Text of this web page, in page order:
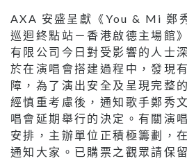
AXA 安盛呈獻《You & Mi 鄭
巡迴終點站－香港啟德主場館
有限公司今日對受影響的人士
於在演唱會搭建過程中，發現
障，為了演出安全及呈現完整
經慎重考慮後，通知歌手鄭秀
唱會延期舉行的決定。有關演
安排，主辦單位正積極籌劃，
通知大家。已購票之觀眾請保